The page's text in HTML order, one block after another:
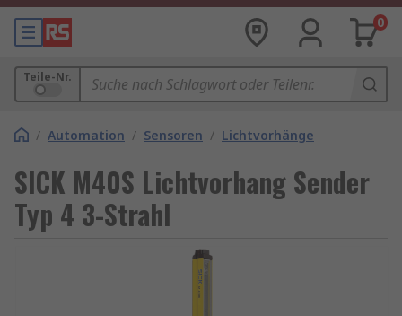
0
Teile-Nr.
/ Automation / Sensoren / Lichtvorhänge
SICK M40S Lichtvorhang Sender
Typ 4 3-Strahl